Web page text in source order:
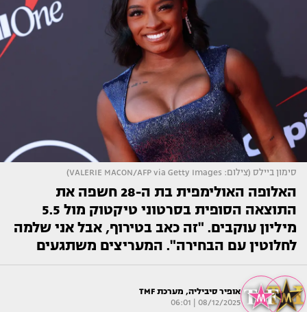
סימון ביילס (צילום: VALERIE MACON/AFP via Getty Images)
האלופה האולימפית בת ה-28 חשפה את
התוצאה הסופית בסרטוני טיקטוק מול 5.5
מיליון עוקבים. "זה כאב בטירוף, אבל אני שלמה
לחלוטין עם הבחירה". המעריצים משתגעים
אופיר סיביליה, מערכת TMF
08/12/2025 | 06:01